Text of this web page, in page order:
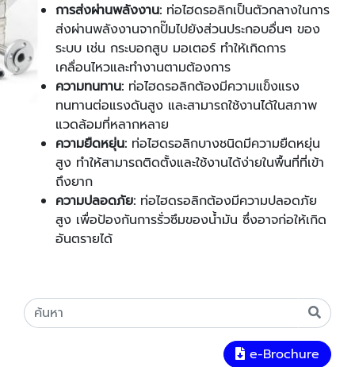
การส่งผ่านพลังงาน: ท่อไฮดรอลิกเป็นตัวกลางในการ
ส่งผ่านพลังงานจากปั๊มไปยังส่วนประกอบอื่นๆ ของ
ระบบ เช่น กระบอกสูบ มอเตอร์ ทำให้เกิดการ
เคลื่อนไหวและทำงานตามต้องการ
ความทนทาน: ท่อไฮดรอลิกต้องมีความแข็งแรง
ทนทานต่อแรงดันสูง และสามารถใช้งานได้ในสภาพ
แวดล้อมที่หลากหลาย
ความยืดหยุ่น: ท่อไฮดรอลิกบางชนิดมีความยืดหยุ่น
สูง ทำให้สามารถติดตั้งและใช้งานได้ง่ายในพื้นที่ที่เข้า
ถึงยาก
ความปลอดภัย: ท่อไฮดรอลิกต้องมีความปลอดภัย
สูง เพื่อป้องกันการรั่วซึมของน้ำมัน ซึ่งอาจก่อให้เกิด
อันตรายได้
e-Brochure